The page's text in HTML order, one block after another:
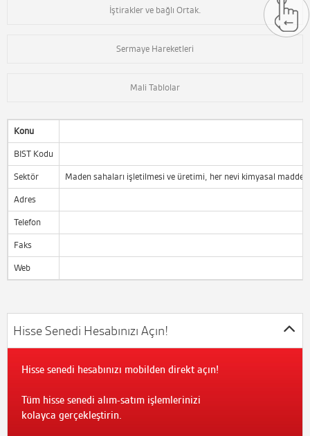
İştirakler ve bağlı Ortak.
Sermaye Hareketleri
Mali Tablolar
Konu
BIST Kodu
Sektör Maden sahaları işletilmesi ve üretimi, her nevi kimyasal
Adres
Telefon
Faks
Web
Hisse Senedi Hesabınızı Açın!
Hisse senedi hesabınızı mobilden direkt açın!
Tüm hisse senedi alım-satım işlemlerinizi
kolayca gerçekleştirin.